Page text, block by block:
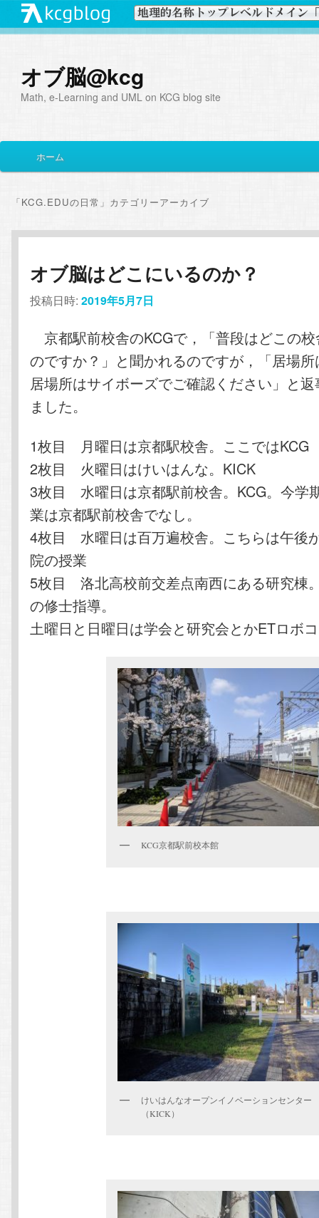
オブ脳@kcg
Math, e-Learning and UML on KCG blog site
イ
メ
ン
ン
テ
ン
ツ
へ
移
動
サ
コ
テ
ン
ツ
へ
移
動
ホーム
「KCG.EDUの日常 」カテゴリーアーカイブ
オブ脳はどこにいるのか？
投稿日時:2019年5月7日
京都駅前校舎のKCGで，「普段はどこの
のですか？」と聞かれるのですが，「居場
居場所はサイボーズでご確認ください」と
ました。
1枚目 月曜日は京都駅校舎。ここではKCG
2枚目 火曜日はけいはんな。KICK
3枚目 水曜日は京都駅前校舎。KCG。今学
業は京都駅前校舎でなし。
4枚目 水曜日は百万遍校舎。こちらは午後
院の授業
5枚目 洛北高校前交差点南西にある研究棟
の修士指導。
土曜日と日曜日は学会と研究会とかETロボ
KCG京都駅前校本館
けいはんなオープンイノベーションセンター
（KICK）